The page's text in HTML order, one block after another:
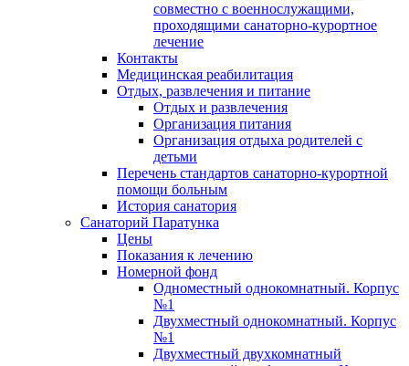
совместно с военнослужащими,
проходящими санаторно-курортное
лечение
Контакты
Медицинская реабилитация
Отдых, развлечения и питание
Отдых и развлечения
Организация питания
Организация отдыха родителей с
детьми
Перечень стандартов санаторно-курортной
помощи больным
История санатория
Санаторий Паратунка
Цены
Показания к лечению
Номерной фонд
Одноместный однокомнатный. Корпус
№1
Двухместный однокомнатный. Корпус
№1
Двухместный двухкомнатный